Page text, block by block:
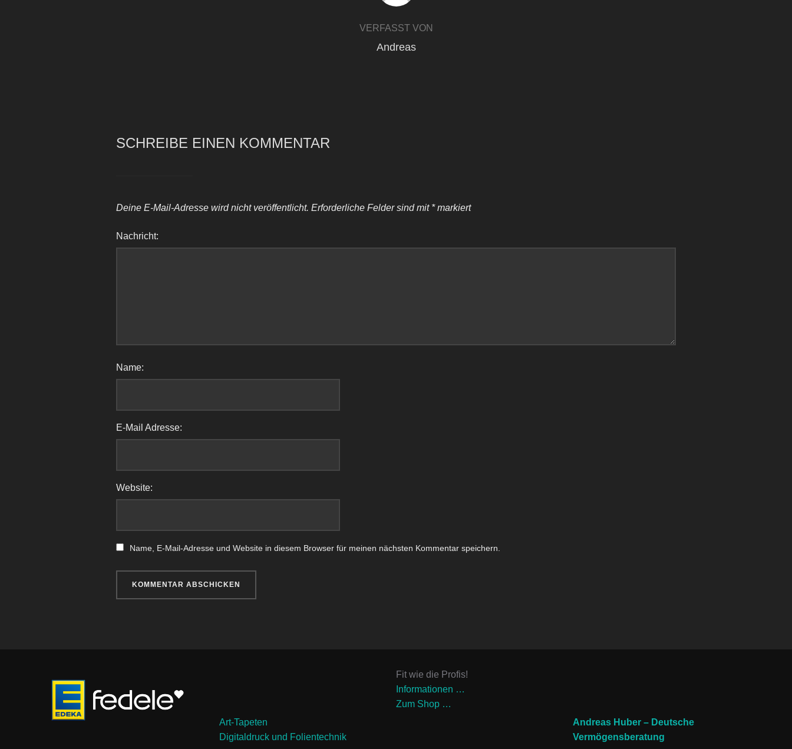
VERFASST VON
Andreas
SCHREIBE EINEN KOMMENTAR
Deine E-Mail-Adresse wird nicht veröffentlicht. Erforderliche Felder sind mit *markiert
Nachricht:
Name:
E-Mail Adresse:
Website:
Name, E-Mail-Adresse und Website in diesem Browser für meinen nächsten Kommentar speichern.
Art-Tapeten
Digitaldruck und Folientechnik
Fit wie die Profis!
Informationen …
Zum Shop …
Andreas Huber – Deutsche
Vermögensberatung